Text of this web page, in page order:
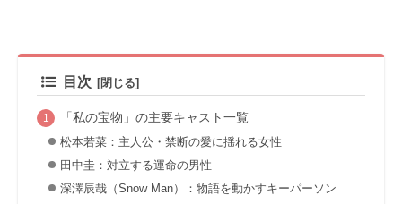
目次
「私の宝物」の主要キャスト一覧
松本若菜：主人公・禁断の愛に揺れる女性
田中圭：対立する運命の男性
深澤辰哉（Snow Man）：物語を動かすキーパーソン